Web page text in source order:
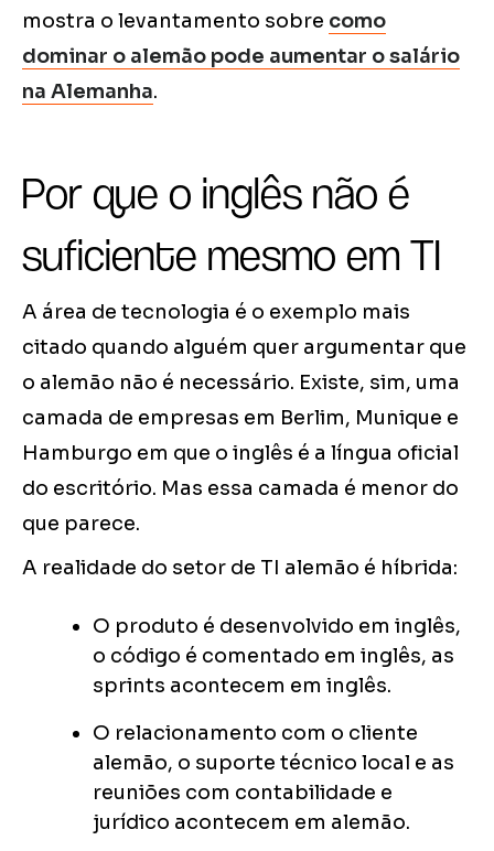
mostra o levantamento sobre como
dominar o alemão pode aumentar o salário
na Alemanha.
Por que o inglês não é
suficiente mesmo em TI
A área de tecnologia é o exemplo mais
citado quando alguém quer argumentar que
o alemão não é necessário. Existe, sim, uma
camada de empresas em Berlim, Munique e
Hamburgo em que o inglês é a língua oficial
do escritório. Mas essa camada é menor do
que parece.
A realidade do setor de TI alemão é híbrida:
O produto é desenvolvido em inglês,
o código é comentado em inglês, as
sprints acontecem em inglês.
O relacionamento com o cliente
alemão, o suporte técnico local e as
reuniões com contabilidade e
jurídico acontecem em alemão.